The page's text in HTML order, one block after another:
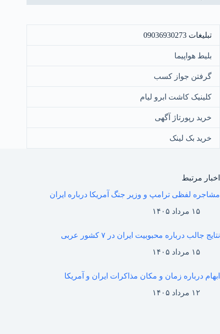
تبلیغات 09036930273
بلیط هواپیما
گرفتن جواز کسب
کلینیک کاشت ابرو لیام
خرید رپورتاژ آگهی
خرید بک لینک
اخبار مرتبط
مشاجره لفظی ترامپ و وزیر جنگ آمریکا درباره ایران
۱۵ مرداد ۱۴۰۵
نتایج جالب درباره محبوبیت ایران در ۷ کشور عربی
۱۵ مرداد ۱۴۰۵
ابهام درباره زمان و مکان مذاکرات ایران و آمریکا
۱۲ مرداد ۱۴۰۵